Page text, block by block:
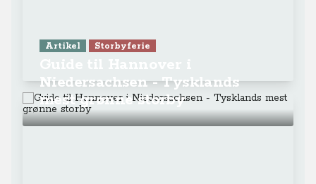
Artikel Storbyferie
Niedersachsen - Tysklands
mest grønne storby